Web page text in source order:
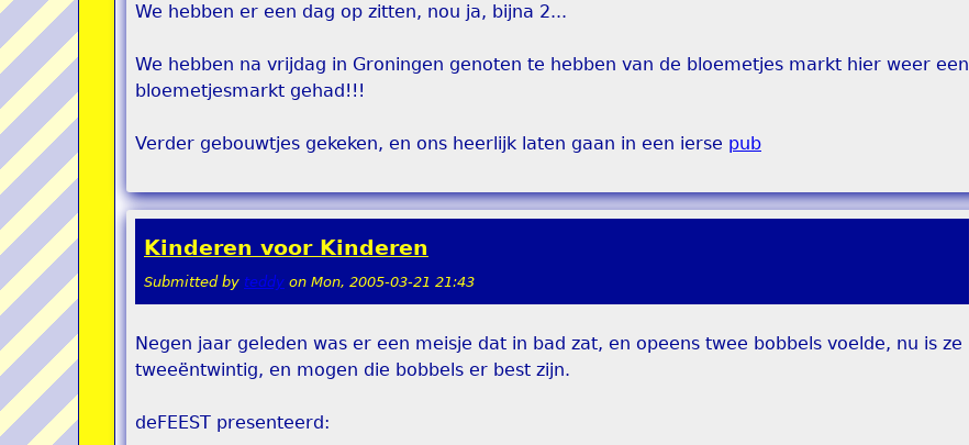
We hebben er een dag op zitten, nou ja, bijna 2...
We hebben na vrijdag in Groningen genoten te hebben van de bloemetjes markt hier weer een
bloemetjesmarkt gehad!!!
Verder gebouwtjes gekeken, en ons heerlijk laten gaan in een ierse pub
Kinderen voor Kinderen
Submitted by teddy on Mon, 2005-03-21 21:43
Negen jaar geleden was er een meisje dat in bad zat, en opeens twee bobbels voelde, nu is ze
tweeëntwintig, en mogen die bobbels er best zijn.
deFEEST presenteerd: